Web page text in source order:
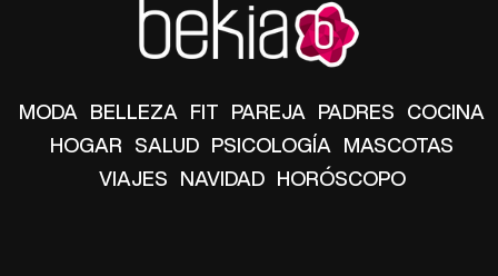
MODA BELLEZA FIT PAREJA PADRES COCINA
HOGAR SALUD PSICOLOGÍA MASCOTAS
VIAJES NAVIDAD HORÓSCOPO